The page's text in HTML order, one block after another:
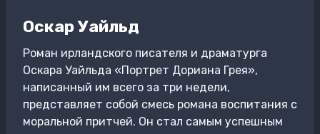
Оскар Уайльд
Роман ирландского писателя и драматурга
Оскара Уайльда «Портрет Дориана Грея»,
написанный им всего за три недели,
представляет собой смесь романа воспитания с
моральной притчей. Он стал самым успешным